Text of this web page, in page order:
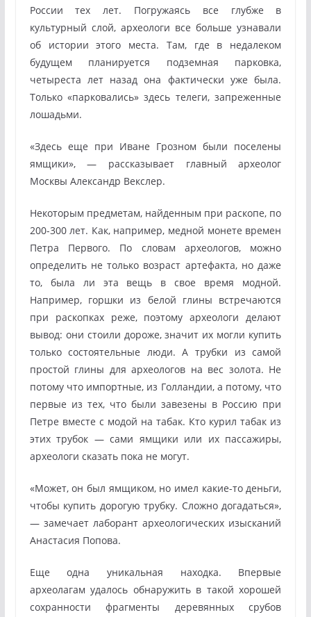
России тех лет. Погружаясь все глубже в
культурный слой, археологи все больше узнавали
об истории этого места. Там, где в недалеком
будущем планируется подземная парковка,
четыреста лет назад она фактически уже была.
Только «парковались» здесь телеги, запреженные
лошадьми.
«Здесь еще при Иване Грозном были поселены
ямщики», — рассказывает главный археолог
Москвы Александр Векслер.
Некоторым предметам, найденным при раскопе, по
200-300 лет. Как, например, медной монете времен
Петра Первого. По словам археологов, можно
определить не только возраст артефакта, но даже
то, была ли эта вещь в свое время модной.
Например, горшки из белой глины встречаются
при раскопках реже, поэтому археологи делают
вывод: они стоили дороже, значит их могли купить
только состоятельные люди. А трубки из самой
простой глины для археологов на вес золота. Не
потому что импортные, из Голландии, а потому, что
первые из тех, что были завезены в Россию при
Петре вместе с модой на табак. Кто курил табак из
этих трубок — сами ямщики или их пассажиры,
археологи сказать пока не могут.
«Может, он был ямщиком, но имел какие-то деньги,
чтобы купить дорогую трубку. Сложно догадаться»,
— замечает лаборант археологических изысканий
Анастасия Попова.
Еще одна уникальная находка. Впервые
археолагам удалось обнаружить в такой хорошей
сохранности фрагменты деревянных срубов